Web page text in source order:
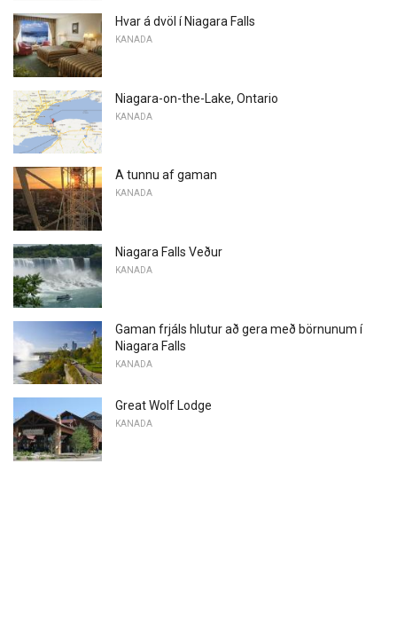
Hvar á dvöl í Niagara Falls
KANADA
Niagara-on-the-Lake, Ontario
KANADA
A tunnu af gaman
KANADA
Niagara Falls Veður
KANADA
Gaman frjáls hlutur að gera með börnunum í
Niagara Falls
KANADA
Great Wolf Lodge
KANADA